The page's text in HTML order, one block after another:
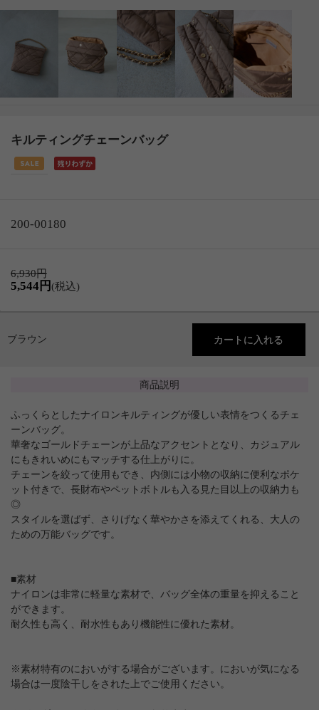
キルティングチェーンバッグ
200-00180
6,930円
5,544円(税込)
ブラウン
商品説明
ふっくらとしたナイロンキルティングが優しい表情をつくるチェ
ーンバッグ。
華奢なゴールドチェーンが上品なアクセントとなり、カジュアル
にもきれいめにもマッチする仕上がりに。
チェーンを絞って使用もでき、内側には小物の収納に便利なポケ
ット付きで、長財布やペットボトルも入る見た目以上の収納力も
◎
スタイルを選ばず、さりげなく華やかさを添えてくれる、大人の
ための万能バッグです。
■素材
ナイロンは非常に軽量な素材で、バッグ全体の重量を抑えること
ができます。
耐久性も高く、耐水性もあり機能性に優れた素材。
※素材特有のにおいがする場合がございます。においが気になる
場合は一度陰干しをされた上でご使用ください。